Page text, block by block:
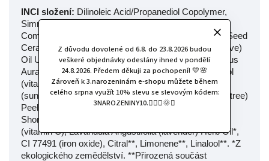
Z důvodu dovolené od 6.8. do 23.8.2026 budou
veškeré objednávky odeslány ihned v pondělí
24.8.2026. Předem děkuji za pochopení! 💛🌸
Zároveň k 3.narozeninám e-shopu můžete během
celého srpna využít 10% slevu se slevovým kódem:
3NAROZENINY10.🧚🏻‍♀️🌞✨
INCI složení: Dilinoleic Acid/Propanediol Copolymer,
Simmondsia Chinensis (jojoba) Seed Oil*, Ricinus
Communis Seed Oil, Helianthus Annuus (sunflower) Seed
Cera, Candellila Cera, Zinc Oxide, Olea Europaea (olive)
Oil Unsaponifiables, CI 77742 (manganese pink), Citrus
Aurantium Dulcis (sweet orange) Peel Oil*, Tocopherol
(vitamin E), Titanium Dioxide, Helianthus Anuus
(sunflower) Seed Oil, Mica, Rhus Verniciflua (lacquer tree)
Peel Cera/Rhus Succedanea (wax tree) Fruit Cera,
Shorea Robusta (sal tree) Resin, Ascorbyl Palmitate
(vitamin C), Lavandula Angustifolia (lavender) Herb Oil*,
CI 77491 (iron oxide), Citral**, Limonene**, Linalool**. *Z
ekologického zemědělství. **Přirozená součást